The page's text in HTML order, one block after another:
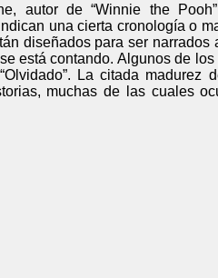
autor de “Winnie the
una cierta cronología o
diseñados para ser narrados
está contando. Algunos de
La citada
muchas de las cuales